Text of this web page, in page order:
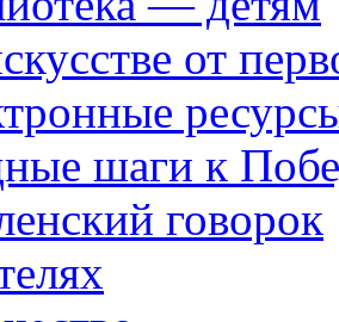
от
шаги к
говорок